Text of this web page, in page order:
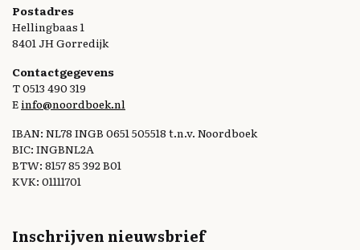
Postadres
Hellingbaas 1
8401 JH Gorredijk
Contactgegevens
T 0513 490 319
E info@noordboek.nl
IBAN: NL78 INGB 0651 505518 t.n.v. Noordboek
BIC: INGBNL2A
BTW: 8157 85 392 B01
KVK: 01111701
Inschrijven nieuwsbrief